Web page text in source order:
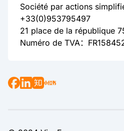
Société par actions
+33(0)953795497
21 place de la république
Numéro de TVA：